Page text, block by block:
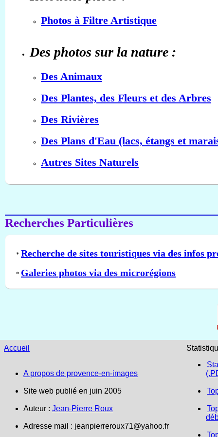
Photos à Filtre Artistique
Des photos sur la nature :
Des Animaux
Des Plantes, des Fleurs et des Arbres
Des Rivières
Des Plans d'Eau (lacs, étangs et
Autres Sites Naturels
Recherches Particulières
* Recherche de sites touristiques via des infos
* Galeries photos via des microrégions
Accueil
A propos de provence-en-images
Site web publié en juin 2005
Auteur : Jean-Pierre Roux
Adresse mail : jeanpierreroux71@yahoo.fr